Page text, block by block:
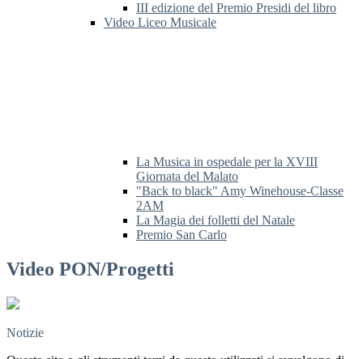
III edizione del Premio Presidi del libro
Video Liceo Musicale
La Musica in ospedale per la XVIII
Giornata del Malato
"Back to black" Amy Winehouse-Classe
2AM
La Magia dei folletti del Natale
Premio San Carlo
Video PON/Progetti
Notizie